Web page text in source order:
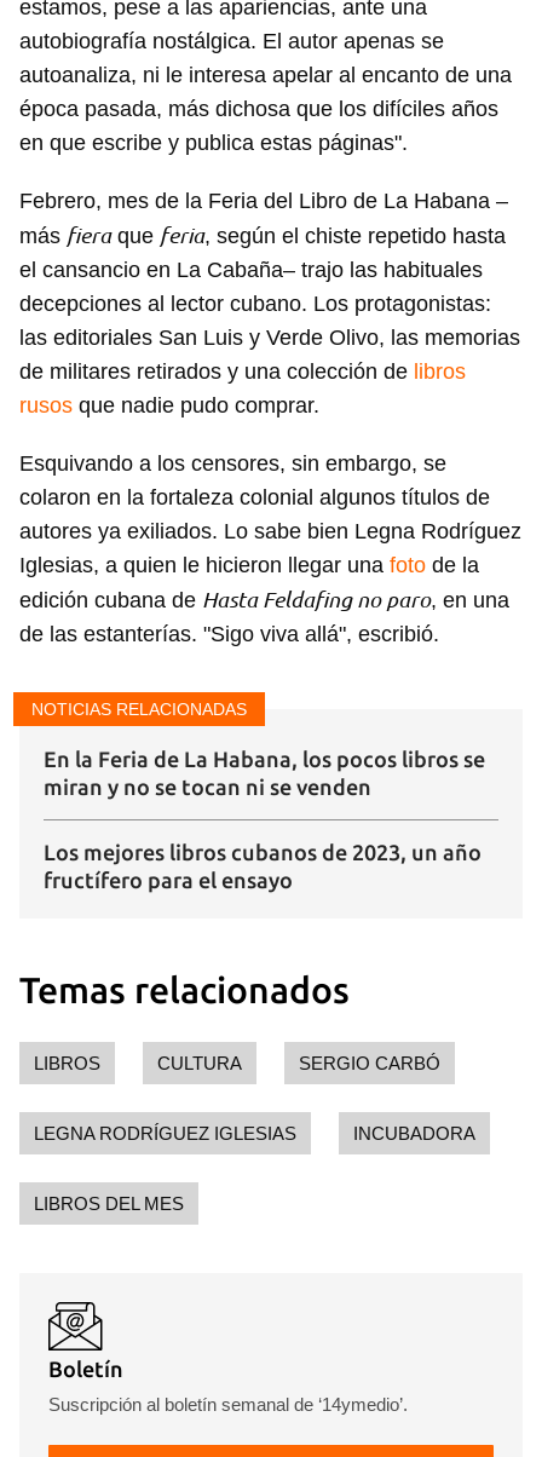
Guardar como favorito
Para poder guardar como favorito, primero has de
iniciar sesión con tu cuenta de 14ymedio.
INICIAR SESIÓN CANCELAR
estamos, pese a las apariencias, ante una
autobiografía nostálgica. El autor apenas se
autoanaliza, ni le interesa apelar al encanto de una
época pasada, más dichosa que los difíciles años
en que escribe y publica estas páginas".
Febrero, mes de la Feria del Libro de La Habana –
más fieraque feria, según el chiste repetido hasta
el cansancio en La Cabaña– trajo las habituales
decepciones al lector cubano. Los protagonistas:
las editoriales San Luis y Verde Olivo, las memorias
de militares retirados y una colección de libros
rusos que nadie pudo comprar.
Esquivando a los censores, sin embargo, se
colaron en la fortaleza colonial algunos títulos de
autores ya exiliados. Lo sabe bien Legna Rodríguez
Iglesias, a quien le hicieron llegar una foto de la
edición cubana de Hasta Feldafing no paro, en una
de las estanterías. "Sigo viva allá", escribió.
NOTICIAS RELACIONADAS
En la Feria de La Habana, los pocos libros se
miran y no se tocan ni se venden
Los mejores libros cubanos de 2023, un año
fructífero para el ensayo
Temas relacionados
LIBROS CULTURA SERGIO CARBÓ
LEGNA RODRÍGUEZ IGLESIAS INCUBADORA
LIBROS DEL MES
Boletín
Suscripción al boletín semanal de ‘14ymedio’.